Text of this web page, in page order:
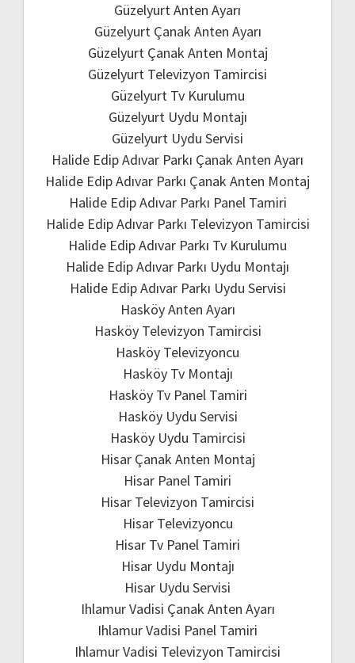
Güzelyurt Anten Ayarı
Güzelyurt Çanak Anten Ayarı
Güzelyurt Çanak Anten Montaj
Güzelyurt Televizyon Tamircisi
Güzelyurt Tv Kurulumu
Güzelyurt Uydu Montajı
Güzelyurt Uydu Servisi
Halide Edip Adıvar Parkı Çanak Anten Ayarı
Halide Edip Adıvar Parkı Çanak Anten Montaj
Halide Edip Adıvar Parkı Panel Tamiri
Halide Edip Adıvar Parkı Televizyon Tamircisi
Halide Edip Adıvar Parkı Tv Kurulumu
Halide Edip Adıvar Parkı Uydu Montajı
Halide Edip Adıvar Parkı Uydu Servisi
Hasköy Anten Ayarı
Hasköy Televizyon Tamircisi
Hasköy Televizyoncu
Hasköy Tv Montajı
Hasköy Tv Panel Tamiri
Hasköy Uydu Servisi
Hasköy Uydu Tamircisi
Hisar Çanak Anten Montaj
Hisar Panel Tamiri
Hisar Televizyon Tamircisi
Hisar Televizyoncu
Hisar Tv Panel Tamiri
Hisar Uydu Montajı
Hisar Uydu Servisi
Ihlamur Vadisi Çanak Anten Ayarı
Ihlamur Vadisi Panel Tamiri
Ihlamur Vadisi Televizyon Tamircisi